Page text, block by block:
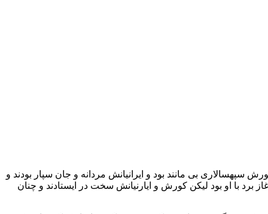
سپهسالاری بی مانند بود و ایرانیانش مردانه و جان سپار بودند و
با او بود لیکن کورش و ایارنیانش سخت در ایستادند و چنان